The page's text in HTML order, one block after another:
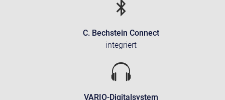
C. Bechstein Connect
integriert
VARIO-Digitalsystem